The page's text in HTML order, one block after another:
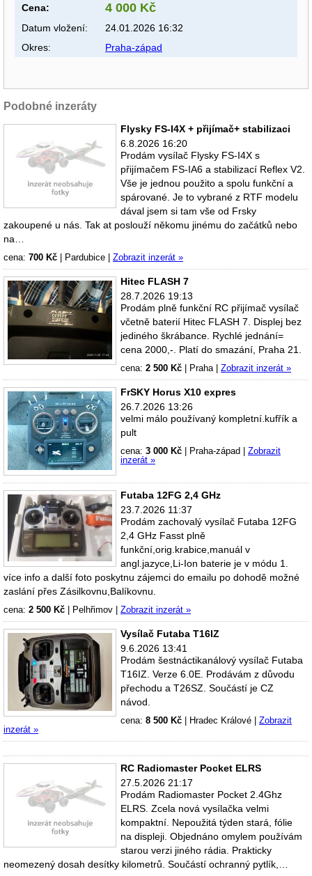
Cena: 4 000 Kč
Datum vložení:
24.01.2026 16:32
Okres:
Praha-západ
Podobné inzeráty
Flysky FS-I4X + přijímač+ stabilizaci
6.8.2026 16:20
Prodám vysílač Flysky FS-I4X s
přijímačem FS-IA6 a stabilizací Reflex V2.
Vše je jednou použito a spolu funkční a
spárované. Je to vybrané z RTF modelu
dával jsem si tam vše od Frsky
zakoupené u nás. Tak at poslouží někomu jinému do začátků nebo
na…
cena: 700 Kč Pardubice Zobrazit inzerát »
Hitec FLASH 7
28.7.2026 19:13
Prodám plně funkční RC přijímač vysílač
včetně baterií Hitec FLASH 7. Displej bez
jediného škrábance. Rychlé jednání=
cena 2000,-. Platí do smazání, Praha 21.
cena: 2 500 Kč Praha| Zobrazit inzerát »
FrSKY Horus X10 expres
26.7.2026 13:26
velmi málo používaný kompletní.kufřík a
pult
cena: 3 000 Kč Praha-západ
Zobrazit
inzerát »
Futaba 12FG 2,4 GHz
23.7.2026 11:37
Prodám zachovalý vysílač Futaba 12FG
2,4 GHz Fasst plně
funkční,orig.krabice,manuál v
angl.jazyce,Li-Ion baterie je v módu 1.
více info a další foto poskytnu zájemci do emailu po dohodě možné
zaslání přes Zásilkovnu,Balíkovnu.
cena: 2 500 Kč Pelhřimov Zobrazit inzerát »
Vysílač Futaba T16IZ
9.6.2026 13:41
Prodám šestnáctikanálový vysílač Futaba
T16IZ. Verze 6.0E. Prodávám z důvodu
přechodu a T26SZ. Součástí je CZ
návod.
cena: 8 500 Kč Hradec Králové
Zobrazit
inzerát »
RC Radiomaster Pocket ELRS
27.5.2026 21:17
Prodám Radiomaster Pocket 2.4Ghz
ELRS. Zcela nová vysílačka velmi
kompaktní. Nepoužitá týden stará, fólie
na displeji. Objednáno omylem používám
starou verzi jiného rádia. Prakticky
neomezený dosah desítky kilometrů. Součástí ochranný pytlík,…